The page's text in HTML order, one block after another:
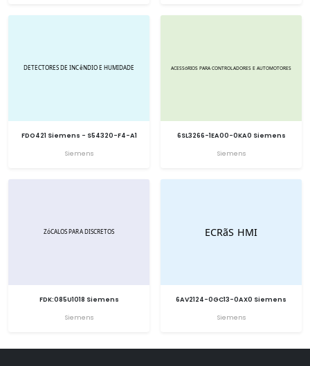
FDO421 Siemens - S54320-F4-A1
Siemens
6SL3266-1EA00-0KA0 Siemens
Siemens
FDK:085U1018 Siemens
Siemens
6AV2124-0GC13-0AX0 Siemens
Siemens